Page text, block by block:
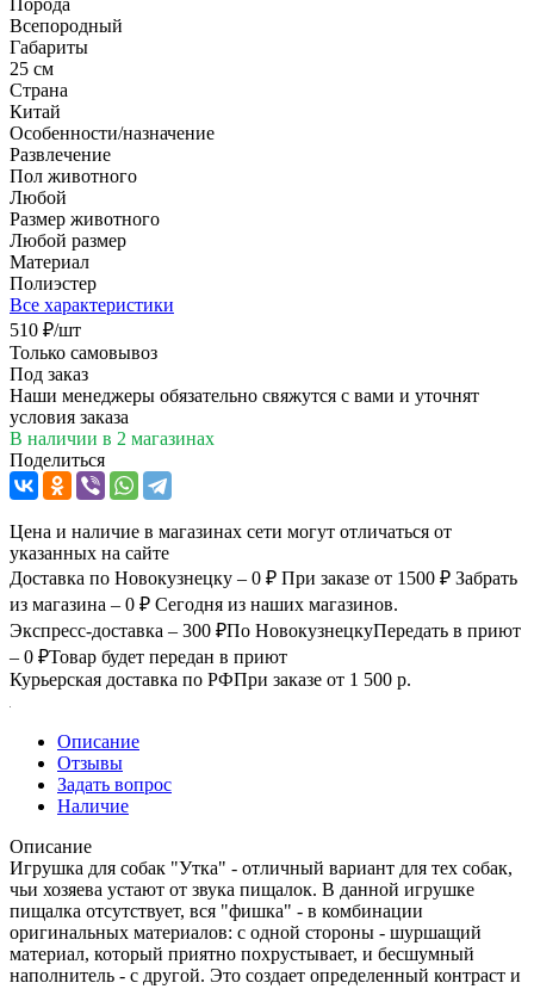
Всепородный
Габариты
25 см
Страна
Китай
Особенности/назначение
Развлечение
Пол животного
Любой
Размер животного
Любой размер
Материал
Полиэстер
Все характеристики
510 ₽/шт
Только самовывоз
Под заказ
Наши менеджеры обязательно свяжутся с вами и уточнят
условия заказа
В наличии в 2 магазинах
Поделиться
Цена и наличие в магазинах сети могут отличаться от
указанных на сайте
Доставка по Новокузнецку – 0 ₽ При заказе от 1500 ₽ Забрать
из магазина – 0 ₽ Сегодня из наших магазинов.
Экспресс-доставка – 300 ₽По НовокузнецкуПередать в приют
– 0 ₽Товар будет передан в приют
Курьерская доставка по РФПри заказе от 1 500 р.
Описание
Отзывы
Задать вопрос
Наличие
Описание
Игрушка для собак "Утка" - отличный вариант для тех собак,
чьи хозяева устают от звука пищалок. В данной игрушке
пищалка отсутствует, вся "фишка" - в комбинации
оригинальных материалов: с одной стороны - шуршащий
материал, который приятно похрустывает, и бесшумный
наполнитель - с другой. Это создает определенный контраст и